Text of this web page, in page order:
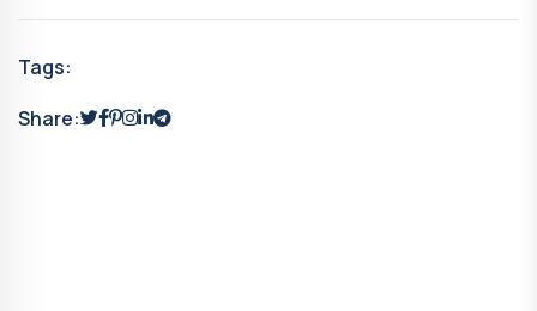
Tags:
Share: